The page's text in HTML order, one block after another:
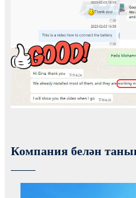
Компания белән